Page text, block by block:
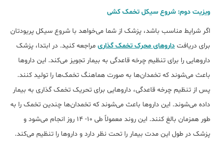
ویزیت دوم: شروع سیکل تخمک کشی
اگر شرایط مناسب باشد، پزشک از شما می‌خواهد با شروع سیکل پریودتان
برای دریافت داروهای محرک تخمک گذاری مراجعه کنید. در ابتدا، پزشک
داروهایی را برای تنظیم چرخه قاعدگی به بیمار تجویز می‌کند. این داروها
باعث می‌شوند که تخمدان‌ها به صورت هماهنگ تخمک‌ها را تولید کنند.
پس از تنظیم چرخه قاعدگی، داروهایی برای تحریک تخمک گذاری به بیمار
داده می‌شوند. این داروها باعث می‌شوند که تخمدان‌ها چندین تخمک را به
طور همزمان بالغ کنند. این روند معمولاً طی ۱۰- ۱۴ روز انجام می‌شود و
پزشک در طول این مدت بیمار را تحت نظر دارد و داروها را تنظیم می‌کند.